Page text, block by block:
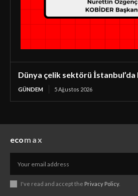
Dünya çelik sektörü İstanbul’da
GÜNDEM 5 Ağustos 2026
ecomax
I've read and accept the Privacy Policy.